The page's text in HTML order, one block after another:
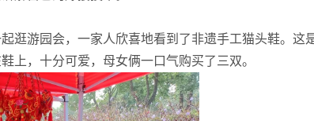
游园会，一家人欣喜地看到了非遗手工猫头鞋。这
上，十分可爱，母女俩一口气购买了三双。